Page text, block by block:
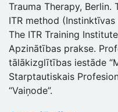
Trauma Therapy,
ITR method
The ITR Training
Apzinātības prakse.
tālākizglītības iestāde
Starptautiskais
“Vaiņode”.